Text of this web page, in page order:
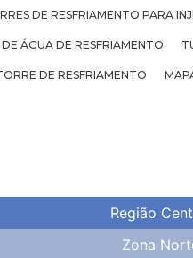
DE RESFRIAMENTO PARA
ÁGUA DE RESFRIAMENTO
DE RESFRIAMENTO
Região
Zona